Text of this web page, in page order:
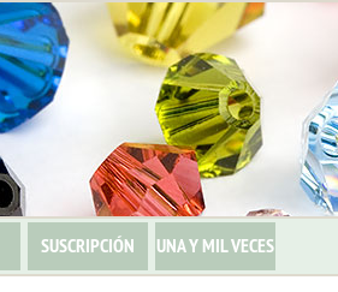
SUSCRIPCIÓN UNA Y MIL VECES